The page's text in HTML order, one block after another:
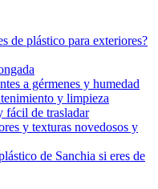
de plástico para exteriores?
a gérmenes y humedad
y limpieza
fácil de trasladar
y texturas novedosos y
de Sanchia si eres de